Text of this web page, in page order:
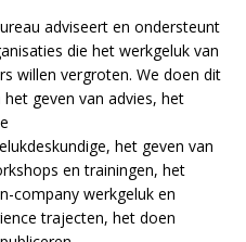
adviseert en ondersteunt
die het werkgeluk van
willen vergroten. We doen dit
geven van advies, het
het geven van
en trainingen, het
company werkgeluk en
trajecten, het doen